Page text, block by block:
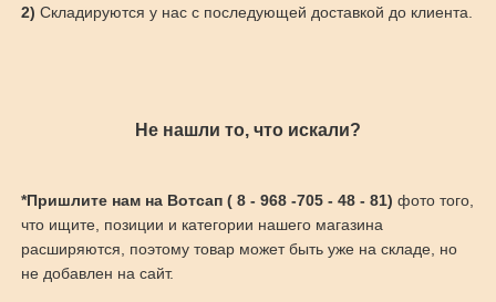
2) Складируются у нас с последующей доставкой до клиента.
Не нашли то, что искали?
*Пришлите нам на Вотсап ( 8 - 968 -705 - 48 - 81) фото того,
что ищите, позиции и категории нашего магазина
расширяются, поэтому товар может быть уже на складе, но
не добавлен на сайт.